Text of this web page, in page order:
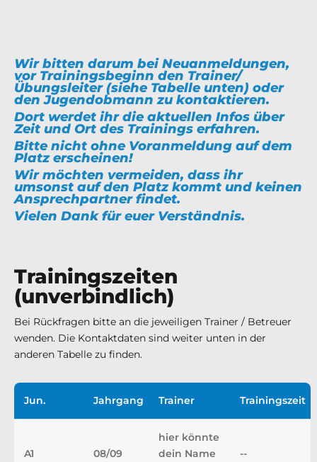
Wir bitten darum bei Neuanmeldungen,
vor Trainingsbeginn den Trainer/
Übungsleiter (siehe Tabelle unten) oder
den Jugendobmann zu kontaktieren.
Dort werdet ihr die aktuellen Infos über
Zeit und Ort des Trainings erfahren.
Bitte nicht ohne Voranmeldung auf dem
Platz erscheinen!
Wir möchten vermeiden, dass ihr
umsonst auf den Platz kommt und keinen
Ansprechpartner findet.
Vielen Dank für euer Verständnis.
Trainingszeiten
(unverbindlich)
Bei Rückfragen bitte an die jeweiligen Trainer / Betreuer
wenden. Die Kontaktdaten sind weiter unten in der
anderen Tabelle zu finden.
Jun. Jahrgang Trainer Trainingszeit
A1 08/09
hier könnte
dein Name
--